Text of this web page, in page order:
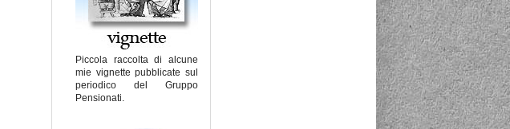
Piccola raccolta di alcune
mie vignette pubblicate sul
periodico del Gruppo
Pensionati.